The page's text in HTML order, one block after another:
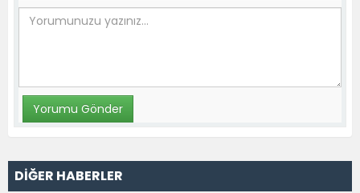
DİĞER HABERLER